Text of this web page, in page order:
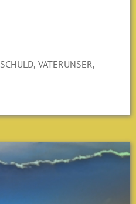
SCHULD, VATERUNSER,